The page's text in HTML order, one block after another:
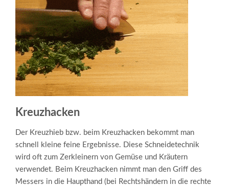
Kreuzhacken
Der Kreuzhieb bzw. beim Kreuzhacken bekommt man
schnell kleine feine Ergebnisse. Diese Schneidetechnik
wird oft zum Zerkleinern von Gemüse und Kräutern
verwendet. Beim Kreuzhacken nimmt man den Griff des
Messers in die Haupthand (bei Rechtshändern in die rechte